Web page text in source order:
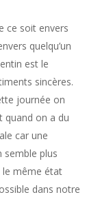
ce soit envers
quelqu’un
est le
sincères.
journée on
quand on a du
car une
semble plus
le même état
dans notre